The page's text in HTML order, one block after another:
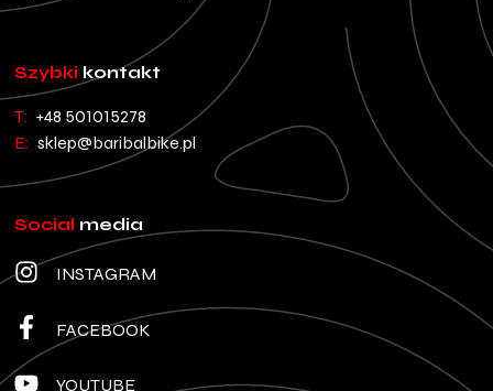
Szybki kontakt
T: +48 501015278
E: sklep@baribalbike.pl
Social media
INSTAGRAM
FACEBOOK
YOUTUBE